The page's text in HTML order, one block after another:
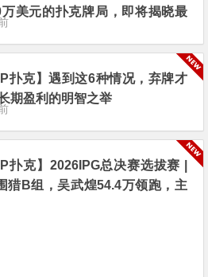
美元的扑克牌局，即将揭晓最
扑克】遇到这6种情况，弃牌才
期盈利的明智之举
扑克】2026IPG总决赛选拔赛 |
猎B组，吴武煌54.4万领跑，主